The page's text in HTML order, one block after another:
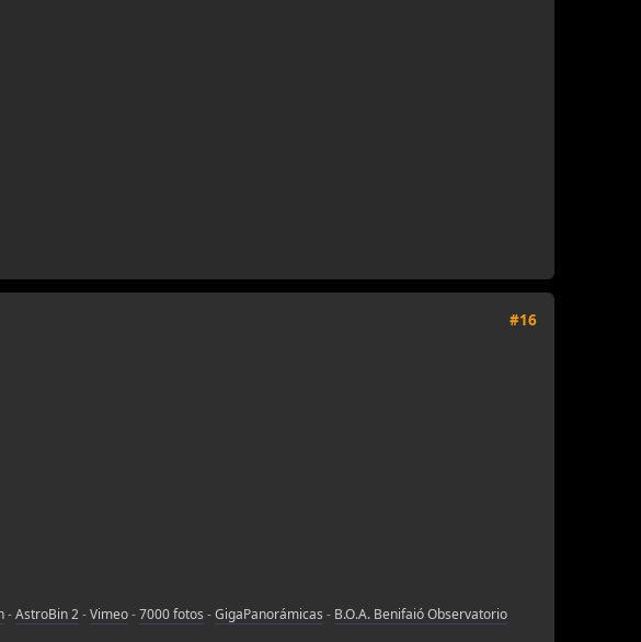
#16
-AstroBin 2-Vimeo-7000 fotos -GigaPanorámicas - B.O.A. Benifaió Observatorio